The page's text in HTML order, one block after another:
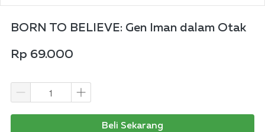
BORN TO BELIEVE: Gen Iman dalam Otak
Rp 69.000
Beli Sekarang